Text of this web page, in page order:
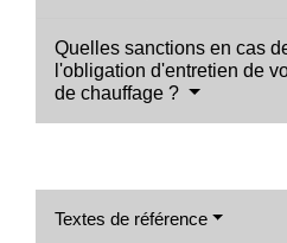
Quelles sanctions en cas
l'obligation d'entretien de
de chauffage ?
Textes de référence